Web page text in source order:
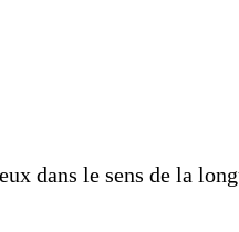
dans le sens de la